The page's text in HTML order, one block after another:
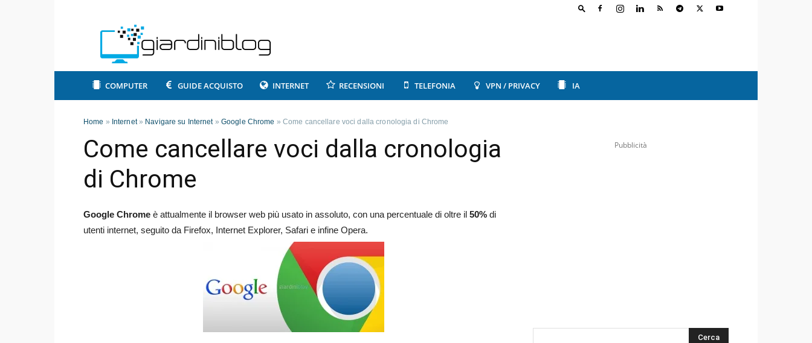
COMPUTER GUIDE ACQUISTO INTERNET RECENSIONI TELEFONIA VPN / PRIVACY IA
Home » Internet» Navigare su Internet» Google Chrome » Come cancellare voci dalla cronologia di Chrome
Come cancellare voci dalla cronologia
di Chrome
Google Chrome è attualmente il browser web più usato in assoluto, con una percentuale di oltre il 50% di
utenti internet, seguito da Firefox, Internet Explorer, Safari e infine Opera.
Pubblicità
s